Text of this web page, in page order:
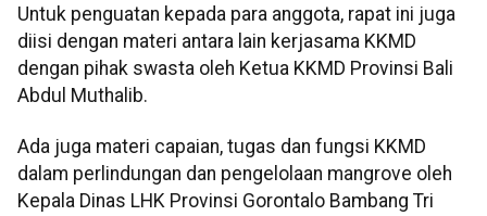
Untuk penguatan kepada para anggota, rapat ini juga
diisi dengan materi antara lain kerjasama KKMD
dengan pihak swasta oleh Ketua KKMD Provinsi Bali
Abdul Muthalib.
Ada juga materi capaian, tugas dan fungsi KKMD
dalam perlindungan dan pengelolaan mangrove oleh
Kepala Dinas LHK Provinsi Gorontalo Bambang Tri